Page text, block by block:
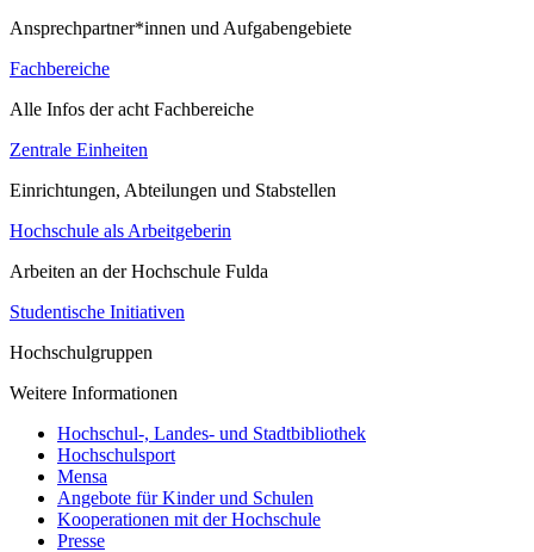
Ansprechpartner*innen und Aufgabengebiete
Fachbereiche
Alle Infos der acht Fachbereiche
Zentrale Einheiten
Einrichtungen, Abteilungen und Stabstellen
Hochschule als Arbeitgeberin
Arbeiten an der Hochschule Fulda
Studentische Initiativen
Hochschulgruppen
Weitere Informationen
Hochschul-, Landes- und Stadtbibliothek
Hochschulsport
Mensa
Angebote für Kinder und Schulen
Kooperationen mit der Hochschule
Presse